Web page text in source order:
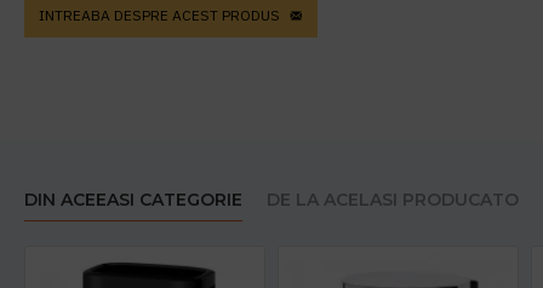
INTREABA DESPRE ACEST PRODUS
DIN ACEEASI CATEGORIE DE LA ACELASI PRODUCATOR